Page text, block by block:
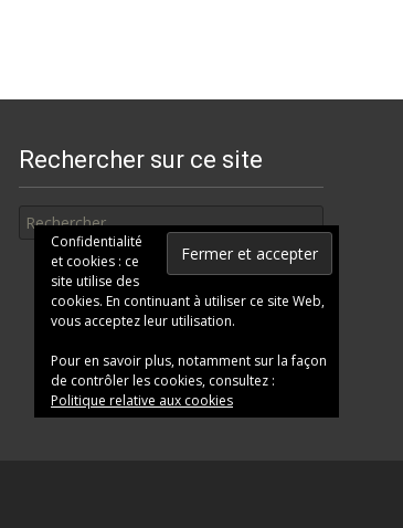
Rechercher sur ce site
Confidentialité
et cookies : ce
site utilise des
cookies. En continuant à utiliser ce site Web,
vous acceptez leur utilisation.
Pour en savoir plus, notamment sur la façon
de contrôler les cookies, consultez :
Politique relative aux cookies